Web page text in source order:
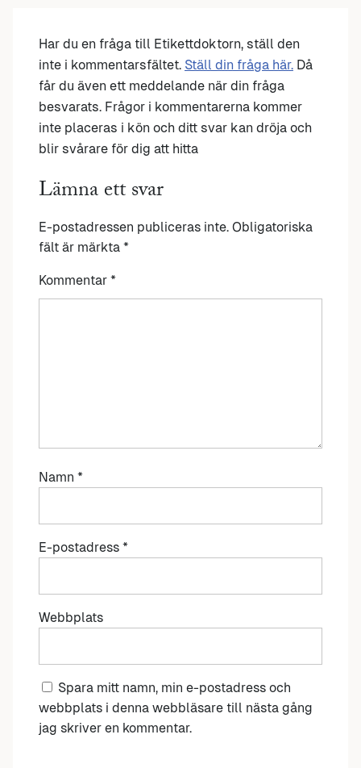
Har du en fråga till Etikettdoktorn, ställ den
inte i kommentarsfältet. Ställ din fråga här. Då
får du även ett meddelande när din fråga
besvarats. Frågor i kommentarerna kommer
inte placeras i kön och ditt svar kan dröja och
blir svårare för dig att hitta
Lämna ett svar
E-postadressen publiceras inte. Obligatoriska
fält är märkta *
Kommentar *
Namn *
E-postadress *
Webbplats
Spara mitt namn, min e-postadress och
webbplats i denna webbläsare till nästa gång
jag skriver en kommentar.